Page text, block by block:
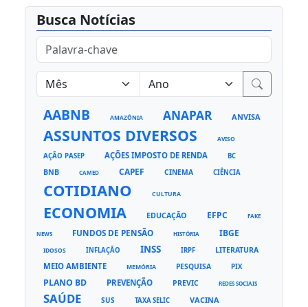
Busca Notícias
AABNB AMAZÔNIA ANAPAR ANVISA
ASSUNTOS DIVERSOS AVISO
AÇÃO PASEP AÇÕES IMPOSTO DE RENDA BC
BNB CAMED CAPEF CINEMA CIÊNCIA
COTIDIANO CULTURA
ECONOMIA EDUCAÇÃO EFPC FAKE
NEWS FUNDOS DE PENSÃO HISTÓRIA IBGE
IDOSOS INFLAÇÃO INSS IRPF LITERATURA
MEIO AMBIENTE MEMÓRIA PESQUISA PIX
PLANO BD PREVENÇÃO PREVIC REDES SOCIAIS
SAÚDE SUS TAXA SELIC VACINA